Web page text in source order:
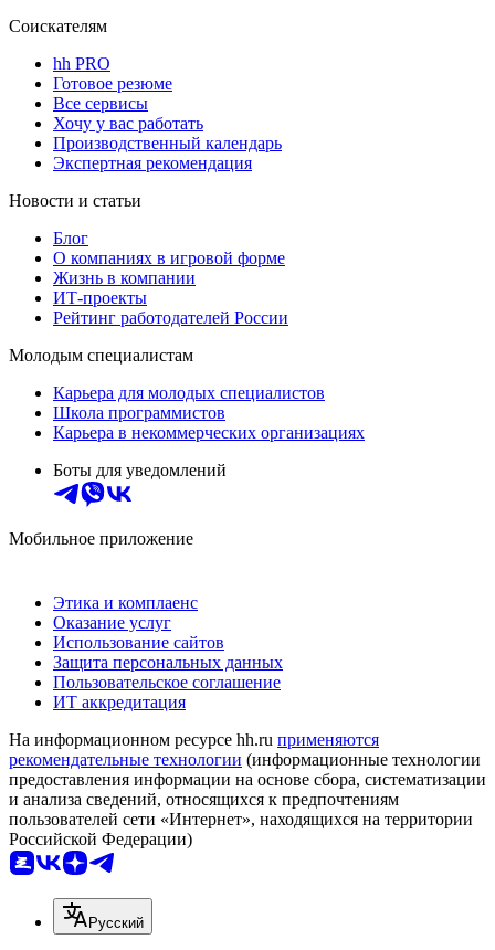
Соискателям
hh PRO
Готовое резюме
Все сервисы
Хочу у вас работать
Производственный календарь
Экспертная рекомендация
Новости и статьи
Блог
О компаниях в игровой форме
Жизнь в компании
ИТ-проекты
Рейтинг работодателей России
Молодым специалистам
Карьера для молодых специалистов
Школа программистов
Карьера в некоммерческих организациях
Боты для уведомлений
Мобильное приложение
Этика и комплаенс
Оказание услуг
Использование сайтов
Защита персональных данных
Пользовательское соглашение
ИТ аккредитация
На информационном ресурсе hh.ru применяются
рекомендательные технологии (информационные технологии
предоставления информации на основе сбора, систематизации
и анализа сведений, относящихся к предпочтениям
пользователей сети «Интернет», находящихся на территории
Российской Федерации)
Русский